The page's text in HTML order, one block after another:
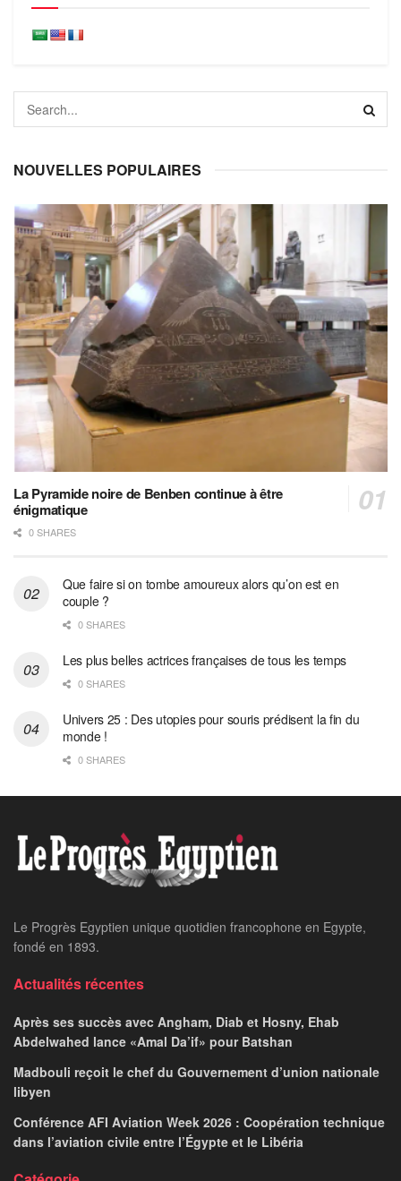
NOUVELLES POPULAIRES
La Pyramide noire de Benben continue à être
énigmatique
0 SHARES
Que faire si on tombe amoureux alors qu’on est en
couple ?
0 SHARES
Les plus belles actrices françaises de tous les temps
0 SHARES
Univers 25 : Des utopies pour souris prédisent la fin du
monde !
0 SHARES
Le Progrès Egyptien unique quotidien francophone en Egypte,
fondé en 1893.
Actualités récentes
Après ses succès avec Angham, Diab et Hosny, Ehab
Abdelwahed lance «Amal Da’if» pour Batshan
Madbouli reçoit le chef du Gouvernement d’union nationale
libyen
Conférence AFI Aviation Week 2026 : Coopération technique
dans l’aviation civile entre l’Égypte et le Libéria